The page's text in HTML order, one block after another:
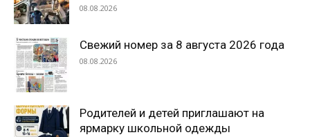
08.08.2026
Свежий номер за 8 августа 2026 года
08.08.2026
Родителей и детей приглашают на
ярмарку школьной одежды